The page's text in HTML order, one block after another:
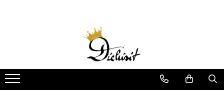
Curele
Sepci
Cadouri barbati
Cadouri copii si bebelusi
Jucarii
Imbracaminte Copii